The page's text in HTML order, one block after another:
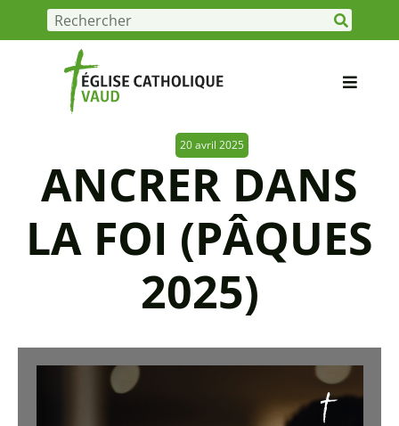
20 avril 2025
ANCRER DANS
LA FOI (PÂQUES
2025)